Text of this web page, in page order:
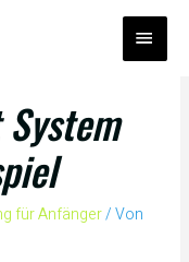
für Anfänger/ Von